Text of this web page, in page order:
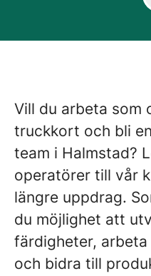
Vill du arbeta som
truckkort och bli
team i Halmstad?
operatörer till vår
längre uppdrag.
du möjlighet att
färdigheter,
och bidra till